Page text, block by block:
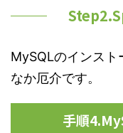
MySQLのインスト
なか厄介です。
手順